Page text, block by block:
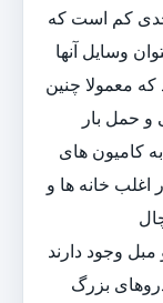
حدی کم است که
وسایل آنها
معمولا چنین
حمل بار
کامیون های
خانه ها و
وجود دارند
بزرگ